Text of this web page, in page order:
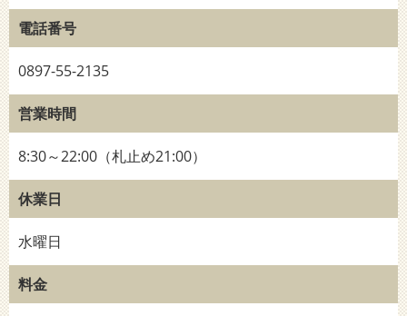
電話番号
0897-55-2135
営業時間
8:30～22:00（札止め21:00）
休業日
水曜日
料金